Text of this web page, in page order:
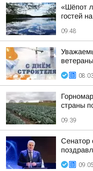
«Шёпот
гостей
09:48
страны
09:39
Сенатор
09:05